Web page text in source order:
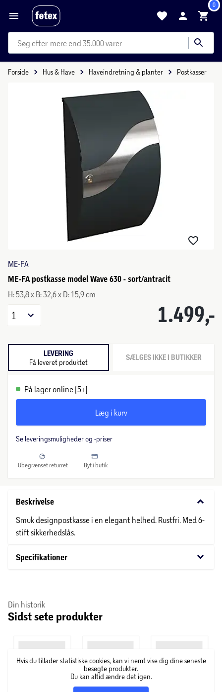
0
mere end 35.000 varer
Forside Hus & Have Haveindretning & planter Postkasser
ME-FA
ME-FA postkasse model Wave 630 - sort/antracit
H: 53,8 x B: 32,6 x D: 15,9 cm
1.499,-
1
LEVERING
Få leveret produktet SÆLGES IKKE I BUTIKKER
På lager online (5+)
Læg i kurv
Se leveringsmuligheder og -priser
Ubegrænset returret Byt i butik
Beskrivelse keyboard_arrow_down
Smuk designpostkasse i en elegant helhed. Rustfri. Med 6-
stift sikkerhedslås.
Specifikationer keyboard_arrow_down
Din historik
Sidst sete produkter
Hvis du tillader statistiske cookies, kan vi nemt vise dig dine seneste
besøgte produkter.
Du kan altid ændre det igen.